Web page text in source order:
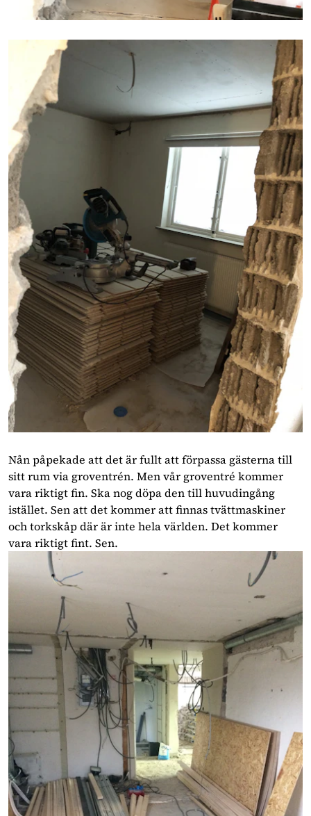
Nån påpekade att det är fullt att förpassa gästerna till
sitt rum via groventrén. Men vår groventré kommer
vara riktigt fin. Ska nog döpa den till huvudingång
istället. Sen att det kommer att finnas tvättmaskiner
och torkskåp där är inte hela världen. Det kommer
vara riktigt fint. Sen.